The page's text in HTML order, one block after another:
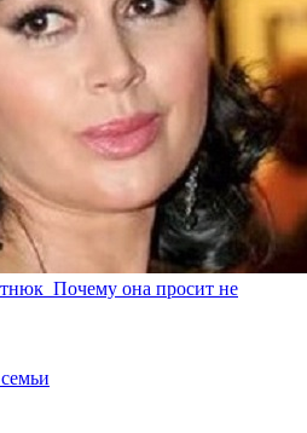
она просит не